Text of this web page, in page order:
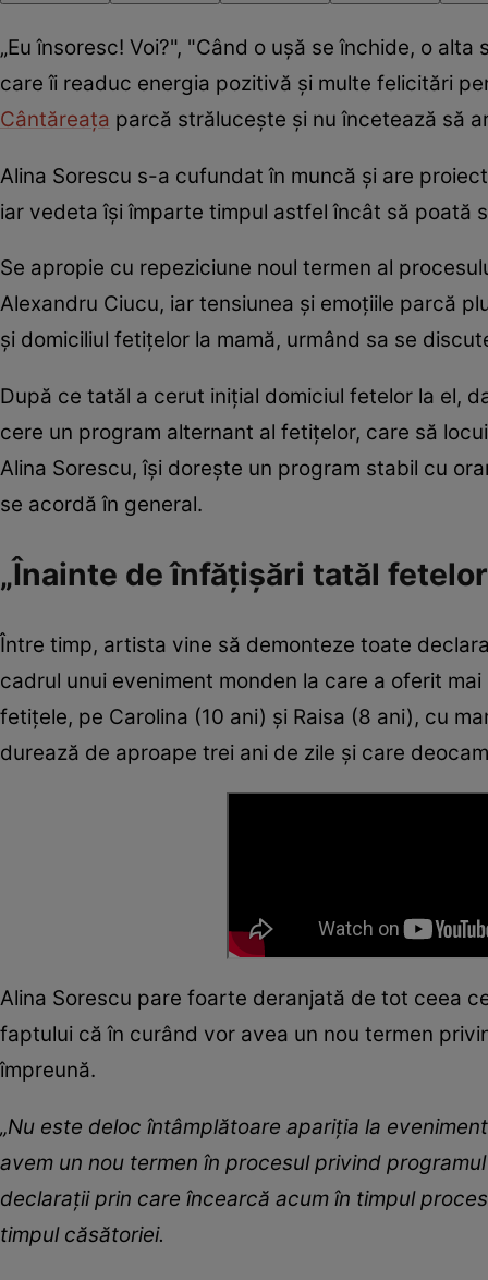
„Eu însoresc! Voi?", "Când o ușă se închide, o
care îi readuc energia pozitivă și multe felicitări
Cântăreața parcă strălucește și nu încetează să
Alina Sorescu s-a cufundat în muncă și are
iar vedeta își împarte timpul astfel încât să poată
Se apropie cu repeziciune noul termen al
Alexandru Ciucu, iar tensiunea și emoțiile parcă
și domiciliul fetițelor la mamă, urmând sa se
După ce tatăl a cerut inițial domiciul fetelor la el,
cere un program alternant al fetițelor, care să
Alina Sorescu, își dorește un program stabil cu
se acordă în general.
„Înainte de înfățișări tatăl
Între timp, artista vine să demonteze toate
cadrul unui eveniment monden la care a oferit
fetițele, pe Carolina (10 ani) și Raisa (8 ani), cu
durează de aproape trei ani de zile și care
Alina Sorescu pare foarte deranjată de tot ceea
faptului că în curând vor avea un nou termen
împreună.
„Nu este deloc întâmplătoare apariția la
avem un nou termen în procesul privind
declarații prin care încearcă acum în timpul
timpul căsătoriei.